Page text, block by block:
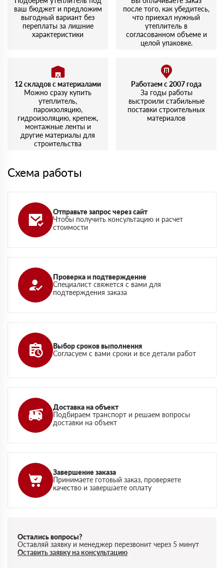
ваш бюджет и предложим
выгодный вариант без
переплаты за лишние
характеристики
после того, как убедитесь,
что приехал нужный
утеплитель в
согласованном объеме и
целой упаковке.
12 складов с материалами
Можно сразу купить
утеплитель,
пароизоляцию,
гидроизоляцию, крепеж,
монтажные ленты и
другие материалы для
строительства
Работаем с 2007 года
За годы работы
выстроили стабильные
поставки строительных
материалов
Схема работы
Отправьте запрос через сайт
Чтобы получить консультацию и расчет
стоимости
Проверка и подтверждение
Специалист свяжется с вами для
подтверждения заказа
Выбор сроков выполнения
Согласуем с вами сроки и все детали работ
Доставка на объект
Подбираем транспорт и решаем вопросы
доставки на объект
Завершение заказа
Принимаете готовый заказ, проверяете
качество и завершаете оплату
Остались вопросы?
Оставляй заявку и менеджер перезвонит через 5 минут
Оставить заявку на консультацию